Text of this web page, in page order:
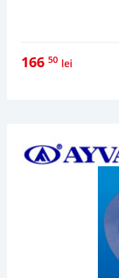
166 50 lei